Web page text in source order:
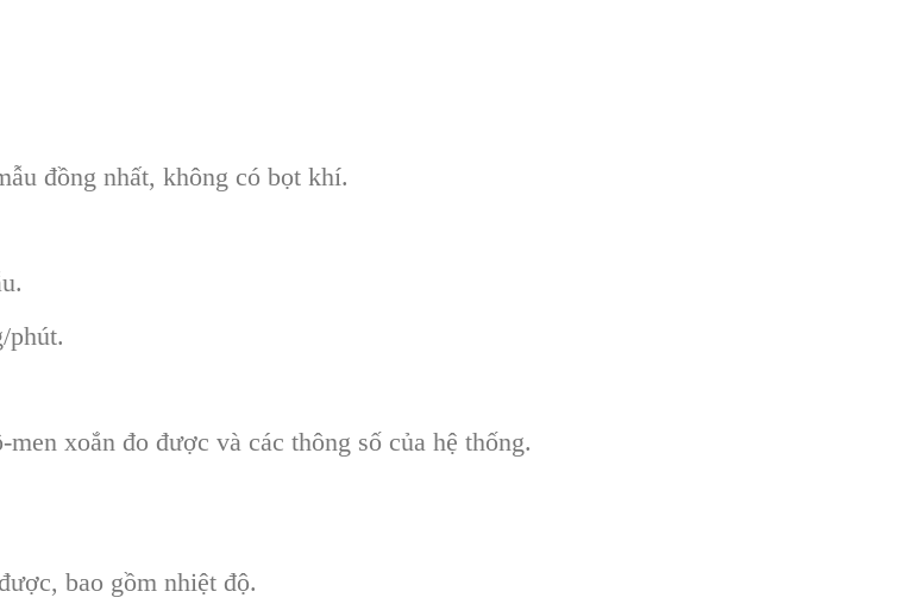
đồng nhất, không có bọt khí.
phút.
xoắn đo được và các thông số của hệ thống.
bao gồm nhiệt độ.